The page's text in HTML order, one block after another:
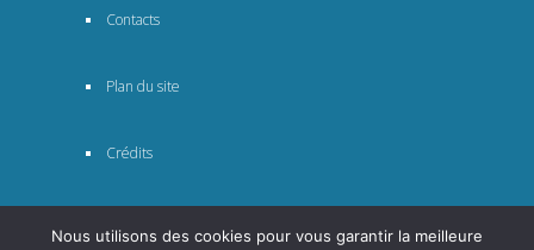
Contacts
Plan du site
Crédits
Nous utilisons des cookies pour vous garantir la meilleure